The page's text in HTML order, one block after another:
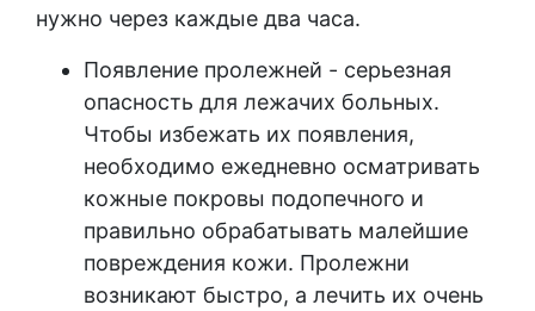
нужно через каждые два часа.
Появление пролежней - серьезная
опасность для лежачих больных.
Чтобы избежать их появления,
необходимо ежедневно осматривать
кожные покровы подопечного и
правильно обрабатывать малейшие
повреждения кожи. Пролежни
возникают быстро, а лечить их очень